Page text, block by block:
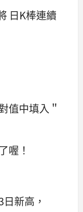
日K棒連續
值中填入＂
喔！
新高，